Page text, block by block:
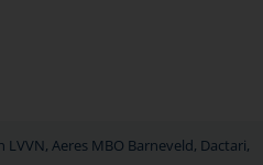
Aeres MBO Barneveld, Dactari,